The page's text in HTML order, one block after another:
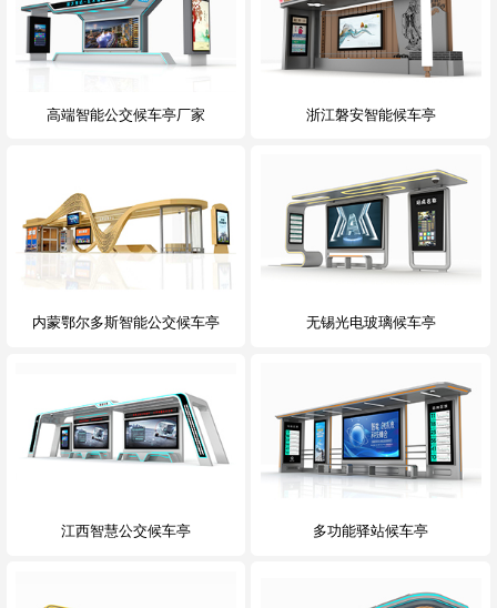
高端智能公交候车亭厂家 浙江磐安智能候车亭
内蒙鄂尔多斯智能公交候车亭 无锡光电玻璃候车亭
江西智慧公交候车亭 多功能驿站候车亭